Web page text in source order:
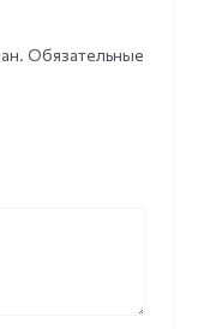
Обязательные